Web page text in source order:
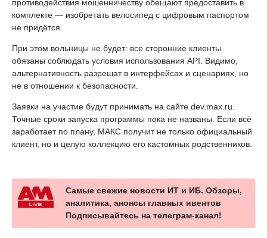
противодействия мошенничеству обещают предоставить в
комплекте — изобретать велосипед с цифровым паспортом
не придётся.
При этом вольницы не будет: все сторонние клиенты
обязаны соблюдать условия использования API. Видимо,
альтернативность разрешат в интерфейсах и сценариях, но
не в отношении к безопасности.
Заявки на участие будут принимать на сайте dev.max.ru.
Точные сроки запуска программы пока не названы. Если всё
заработает по плану, МАКС получит не только официальный
клиент, но и целую коллекцию его кастомных родственников.
Самые свежие новости ИТ и ИБ. Обзоры,
аналитика, анонсы главных ивентов
Подписывайтесь на телеграм-канал!